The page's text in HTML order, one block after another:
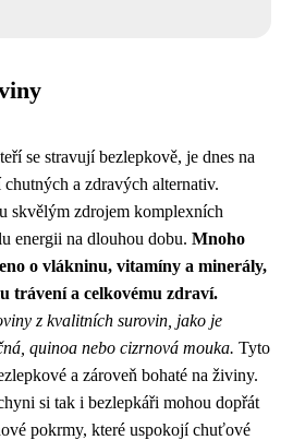
se stravují bezlepkově, je dnes na
a zdravých alternativ.
skvělým zdrojem komplexních
energii na dlouhou dobu. Mnoho
o vlákninu, vitamíny a minerály,
trávení a celkovému zdraví.
z kvalitních surovin, jako je
quinoa nebo cizrnová mouka. Tyto
a zároveň bohaté na živiny.
si tak i bezlepkáři mohou dopřát
pokrmy, které uspokojí chuťové